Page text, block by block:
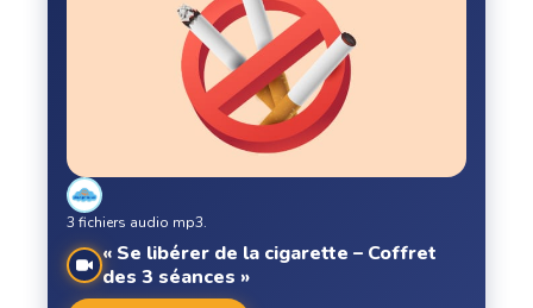
« Se libérer de la cigarette – Coffret
des 3 séances »
3 fichiers audio mp3.